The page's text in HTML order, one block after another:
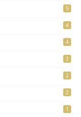
5
4
4
3
2
2
1